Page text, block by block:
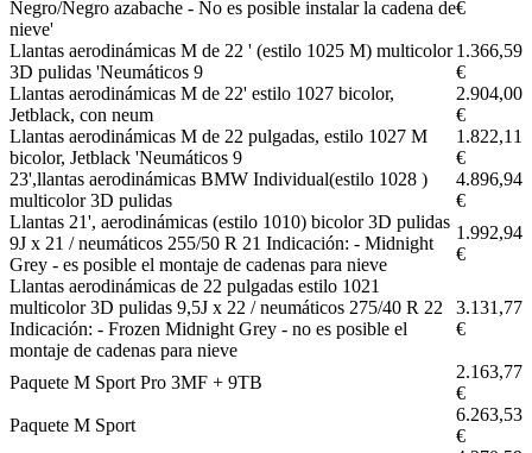
Negro/Negro azabache - No es posible instalar la cadena de
nieve'
€
Llantas aerodinámicas M de 22 ' (estilo 1025 M) multicolor
3D pulidas 'Neumáticos 9
1.366,59
€
Llantas aerodinámicas M de 22' estilo 1027 bicolor,
Jetblack, con neum
2.904,00
€
Llantas aerodinámicas M de 22 pulgadas, estilo 1027 M
bicolor, Jetblack 'Neumáticos 9
1.822,11
€
23',llantas aerodinámicas BMW Individual(estilo 1028 )
multicolor 3D pulidas
4.896,94
€
Llantas 21', aerodinámicas (estilo 1010) bicolor 3D pulidas
9J x 21 / neumáticos 255/50 R 21 Indicación: - Midnight
Grey - es posible el montaje de cadenas para nieve
1.992,94
€
Llantas aerodinámicas de 22 pulgadas estilo 1021
multicolor 3D pulidas 9,5J x 22 / neumáticos 275/40 R 22
Indicación: - Frozen Midnight Grey - no es posible el
montaje de cadenas para nieve
3.131,77
€
Paquete M Sport Pro 3MF + 9TB
2.163,77
€
Paquete M Sport
6.263,53
€